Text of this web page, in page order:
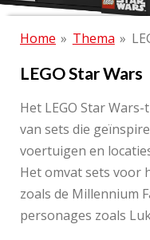
Home » Thema »
LEGO Star Wars
Het LEGO Star
van sets die
voertuigen en
Het omvat sets voor
zoals de Millennium
personages zoals